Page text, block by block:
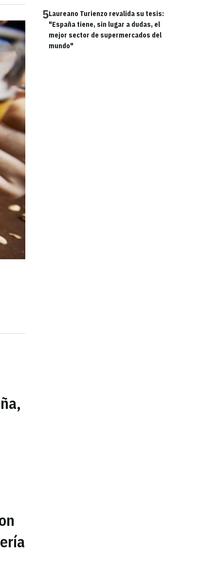
5Laureano Turienzo revalida su tesis:
"España tiene, sin lugar a dudas, el
mejor sector de supermercados del
mundo"